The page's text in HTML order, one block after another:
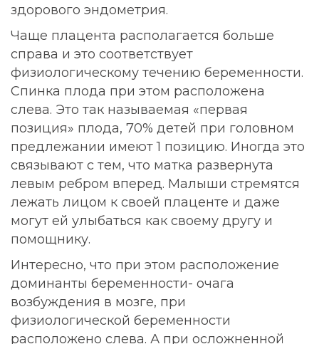
здорового эндометрия.
Чаще плацента располагается больше
справа и это соответствует
физиологическому течению беременности.
Спинка плода при этом расположена
слева. Это так называемая «первая
позиция» плода, 70% детей при головном
предлежании имеют 1 позицию. Иногда это
связывают с тем, что матка развернута
левым ребром вперед. Малыши стремятся
лежать лицом к своей плаценте и даже
могут ей улыбаться как своему другу и
помощнику.
Интересно, что при этом расположение
доминанты беременности- очага
возбуждения в мозге, при
физиологической беременности
расположено слева. А при осложненной